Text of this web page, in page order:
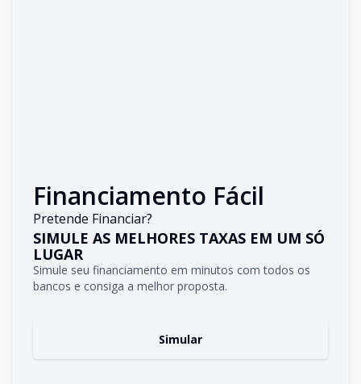
Financiamento Fácil
Pretende Financiar?
SIMULE AS MELHORES TAXAS EM UM SÓ
LUGAR
Simule seu financiamento em minutos com todos os
bancos e consiga a melhor proposta.
Simular